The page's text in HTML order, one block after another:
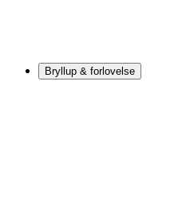
Bryllup & forlovelse